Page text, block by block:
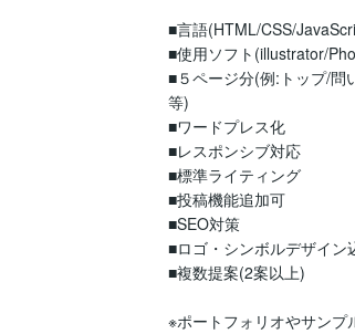
■言語(HTML/CSS/
■使用ソフト(illustrator/
■５ページ分(例:トップ/問
等)
■ワードプレス化
■レスポンシブ対応
■標準ライティング
■投稿機能追加可
■SEO対策
■ロゴ・シンボルデザイン
■複数提案(2案以上)
※ポートフォリオやサンプ